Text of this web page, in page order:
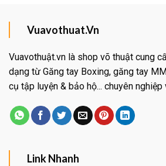
Vuavothuat.Vn
Vuavothuật.vn là shop võ thuật cung
dạng từ Găng tay Boxing, găng tay
cụ tập luyện & bảo hộ... chuyên nghiệp
Link Nhanh